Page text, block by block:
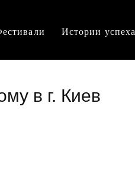
Истории успеха
в г. Киев